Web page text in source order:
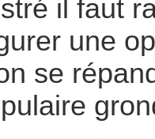
il faut
une
se